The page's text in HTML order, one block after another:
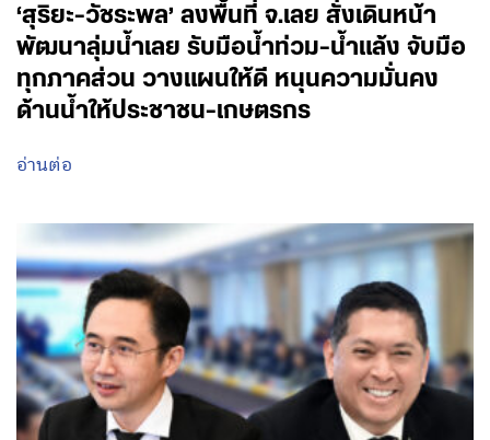
‘สุริยะ-วัชระพล’ ลงพื้นที่ จ.เลย สั่งเดินหน้า
พัฒนาลุ่มน้ำเลย รับมือน้ำท่วม-น้ำแล้ง จับมือ
ทุกภาคส่วน วางแผนให้ดี หนุนความมั่นคง
ด้านน้ำให้ประชาชน-เกษตรกร
อ่านต่อ